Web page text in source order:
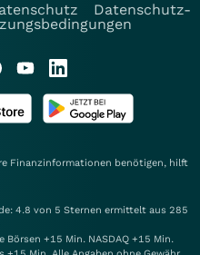
Datenschutz-
Finanzinformationen benötigen, hilft
4.8 von 5 Sternen ermittelt aus 285
+15 Min. NASDAQ +15 Min.